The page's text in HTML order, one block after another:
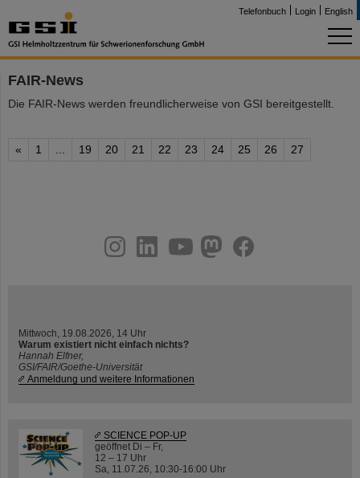
Telefonbuch Login English
FAIR-News
Die FAIR-News werden freundlicherweise von GSI bereitgestellt.
« 1 19 20 21 22 23 24 25 26 27
youtube
helmholtz.social
facebook
Mittwoch, 19.08.2026, 14 Uhr
Warum existiert nicht einfach nichts?
Hannah Elfner,
GSI/FAIR/Goethe-Universität
Anmeldung und weitere Informationen
SCIENCE POP-UP
geöffnet Di – Fr,
12 – 17 Uhr
Sa, 11.07.26, 10:30-16:00 Uhr